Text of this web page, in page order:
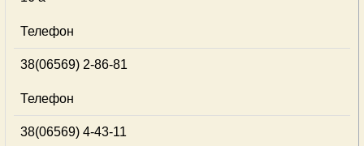
Телефон
38(06569) 2-86-81
Телефон
38(06569) 4-43-11